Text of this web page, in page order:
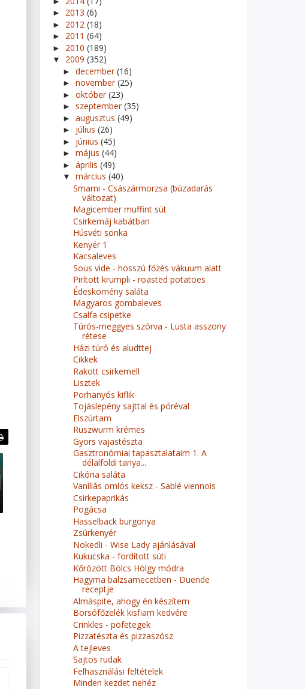
► 2013 (6)
► 2012 (18)
► 2011 (64)
► 2010 (189)
▼ 2009 (352)
► december(16)
► november(25)
► október(23)
► szeptember(35)
► augusztus (49)
► július (26)
► június (45)
► május (44)
► április (49)
▼ március (40)
Smarni - Császármorzsa (búzadarás
változat)
Magicember muffint süt
Csirkemáj kabátban
Húsvéti sonka
Kenyér 1
Kacsaleves
Sous vide - hosszú főzés vákuum alatt
Pirított krumpli - roasted potatoes
Édeskömény saláta
Magyaros gombaleves
Csalfa csipetke
Túrós-meggyes szórva - Lusta asszony
rétese
Házi túró és aludttej
Cikkek
Rakott csirkemell
Lisztek
Porhanyós kiflik
Tojáslepény sajttal és póréval
Elszúrtam
Ruszwurm krémes
Gyors vajastészta
Gasztronómiai tapasztalataim 1. A
délalföldi tanya...
Cikória saláta
Vaníliás omlós keksz - Sablé viennois
Csirkepaprikás
Pogácsa
Hasselback burgonya
Zsúrkenyér
Nokedli - Wise Lady ajánlásával
Kukucska - fordított süti
Kőrözött Bölcs Hölgy módra
Hagyma balzsamecetben - Duende
receptje
Almáspite, ahogy én készítem
Borsófőzelék kisfiam kedvére
Crinkles - pöfetegek
Pizzatészta és pizzaszósz
A tejleves
Sajtos rudak
Felhasználási feltételek
Minden kezdet nehéz